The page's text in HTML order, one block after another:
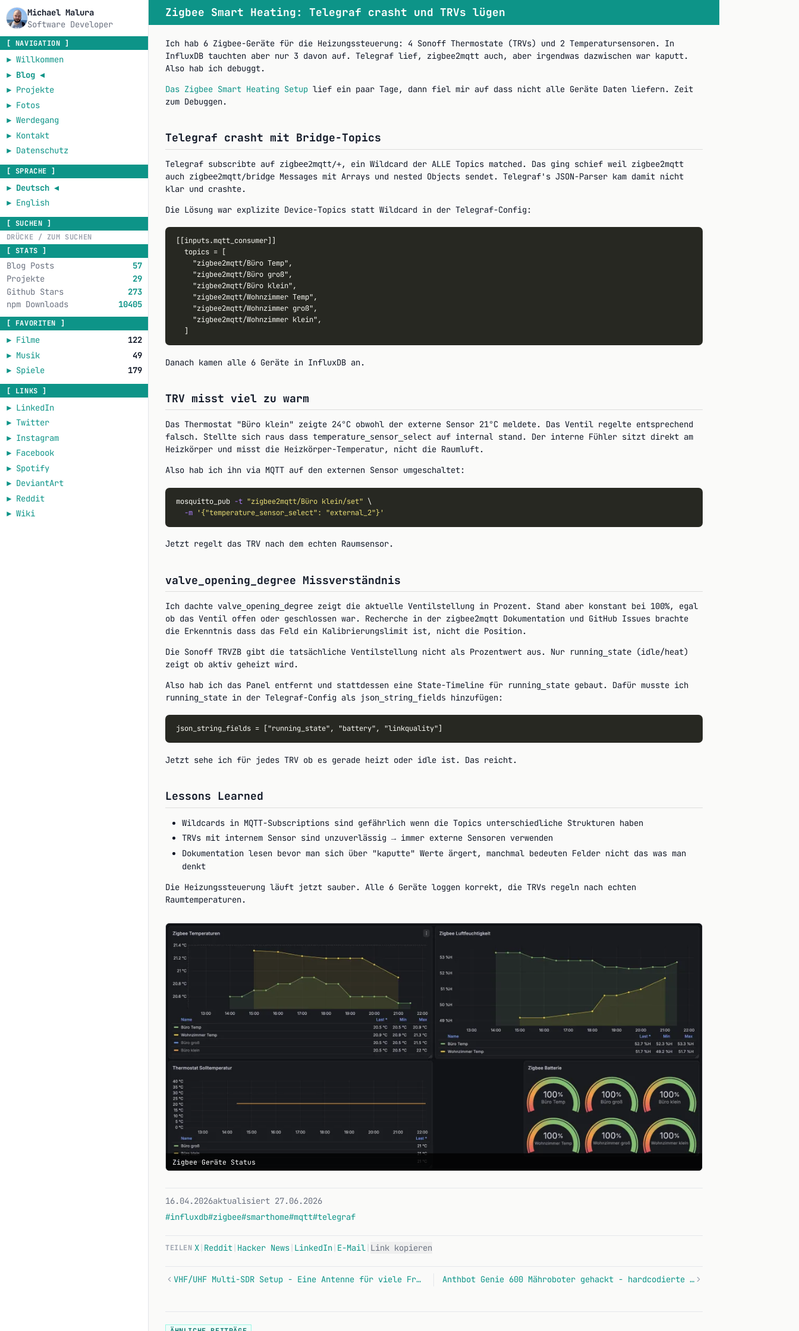
Michael Malura
Software Developer
[ NAVIGATION ]
► Willkommen
► Blog◄
► Projekte
► Fotos
► Werdegang
► Kontakt
► Datenschutz
[ SPRACHE ]
► Deutsch◄
► English
[ SUCHEN ]
[ STATS ]
Blog Posts
57
Projekte
29
Github Stars
273
npm Downloads
10405
[ FAVORITEN ]
► Filme
122
► Musik
49
► Spiele 179
[ LINKS ]
► LinkedIn
► Twitter
► Instagram
► Facebook
► Spotify
► DeviantArt
► Reddit
► Wiki
Zigbee Smart Heating: Telegraf crasht und TRVs lügen
Ich hab 6 Zigbee-Geräte für die Heizungssteuerung: 4 Sonoff Thermostate (TRVs) und 2 Temperatursensoren. In
InfluxDB tauchten aber nur 3 davon auf. Telegraf lief, zigbee2mqtt auch, aber irgendwas dazwischen war kaputt.
Also hab ich debuggt.
Das Zigbee Smart Heating Setup lief ein paar Tage, dann fiel mir auf dass nicht alle Geräte Daten liefern. Zeit
zum Debuggen.
Telegraf crasht mit Bridge-Topics
Telegraf subscribte auf zigbee2mqtt/+, ein Wildcard der ALLE Topics matched. Das ging schief weil zigbee2mqtt
auch zigbee2mqtt/bridge Messages mit Arrays und nested Objects sendet. Telegraf's JSON-Parser kam damit nicht
klar und crashte.
Die Lösung war explizite Device-Topics statt Wildcard in der Telegraf-Config:
[[inputs.mqtt_consumer]]
  topics = [
    "zigbee2mqtt/Büro Temp",
    "zigbee2mqtt/Büro groß",
    "zigbee2mqtt/Büro klein",
    "zigbee2mqtt/Wohnzimmer Temp",
    "zigbee2mqtt/Wohnzimmer groß",
    "zigbee2mqtt/Wohnzimmer klein",
Danach kamen alle 6 Geräte in InfluxDB an.
TRV misst viel zu warm
Das Thermostat "Büro klein" zeigte 24°C obwohl der externe Sensor 21°C meldete. Das Ventil regelte entsprechend
falsch. Stellte sich raus dass temperature_sensor_select auf internal
stand. Der interne Fühler sitzt direkt am
Heizkörper und misst die Heizkörper-Temperatur, nicht die Raumluft.
Also hab ich ihn via MQTT auf den externen Sensor umgeschaltet:
mosquitto_pub -t "zigbee2mqtt/Büro klein/set" \
-m
'{"temperature_sensor_select": "external_2"}'
Jetzt regelt das TRV nach dem echten Raumsensor.
valve_opening_degree Missverständnis
Ich dachte valve_opening_degree zeigt die aktuelle Ventilstellung in Prozent. Stand aber konstant bei 100%, egal
ob das Ventil offen oder geschlossen war. Recherche in der zigbee2mqtt Dokumentation und GitHub Issues brachte
die Erkenntnis dass das Feld ein Kalibrierungslimit ist, nicht die Position.
Die Sonoff TRVZB gibt die tatsächliche Ventilstellung nicht als Prozentwert aus. Nur
running_state (idle/heat)
zeigt ob aktiv geheizt wird.
Also hab ich das Panel entfernt und stattdessen eine State-Timeline für
running_state gebaut. Dafür musste ich
running_state in der Telegraf-Config als json_string_fields hinzufügen:
Jetzt sehe ich für jedes TRV ob es gerade heizt oder idle ist. Das reicht.
Lessons Learned
Wildcards in MQTT-Subscriptions sind gefährlich wenn die Topics unterschiedliche Strukturen haben
TRVs mit internem Sensor sind unzuverlässig → immer externe Sensoren verwenden
Dokumentation lesen bevor man sich über "kaputte" Werte ärgert, manchmal bedeuten Felder nicht das was man
denkt
Die Heizungssteuerung läuft jetzt sauber. Alle 6 Geräte loggen korrekt, die TRVs regeln nach echten
Raumtemperaturen.
Zigbee Geräte Status
16.04.2026aktualisiert 27.06.2026
#influxdb#zigbee#smarthome#mqtt#telegraf
TEILEN X Reddit Hacker News LinkedIn E-Mail Link kopieren
VHF/UHF Multi-SDR Setup - Eine Antenne für viele Frequenzen Anthbot Genie 600 Mähroboter gehackt - hardcodierte AWS-Keys und PIN im Klartext